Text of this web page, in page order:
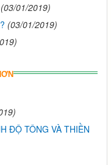
(03/01/2019)
(03/01/2019)
ĐỘ TÔNG VÀ THIỀN